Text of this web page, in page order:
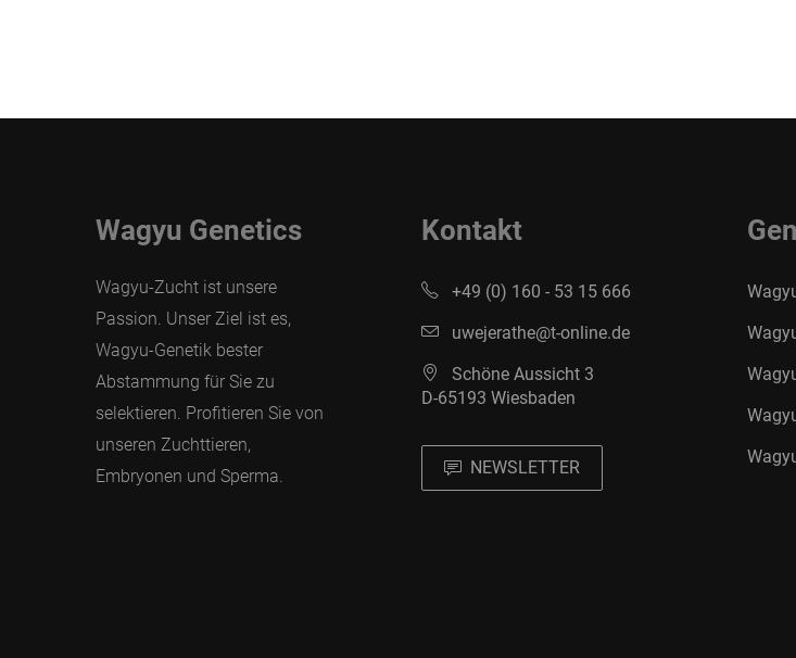
Wagyu Genetics
Wagyu-Zucht ist unsere
Passion. Unser Ziel ist es,
Wagyu-Genetik bester
Abstammung für Sie zu
selektieren. Profitieren Sie von
unseren Zuchttieren,
Embryonen und Sperma.
Kontakt
+49 (0) 160 - 53 15 666
uwejerathe@t-online.de
Schöne Aussicht 3
D-65193 Wiesbaden
NEWSLETTER